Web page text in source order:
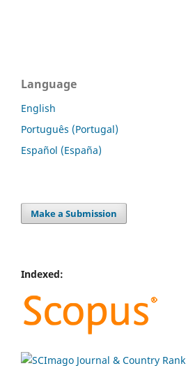
Language
English
Português (Portugal)
Español (España)
Make a Submission
Indexed: